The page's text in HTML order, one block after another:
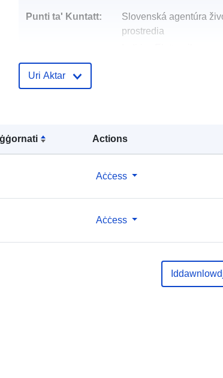
Actions
Aċċess
Aċċess
Punti ta' Kuntatt:
Slovenská agentúra
prostredia
July 2026
https://rpi.gov.sk/api/
db7868c31e14.json
http://data.europa.eu/
ps-rpi-gov-sk-api-
db7868c31e14-json
Uri Aktar